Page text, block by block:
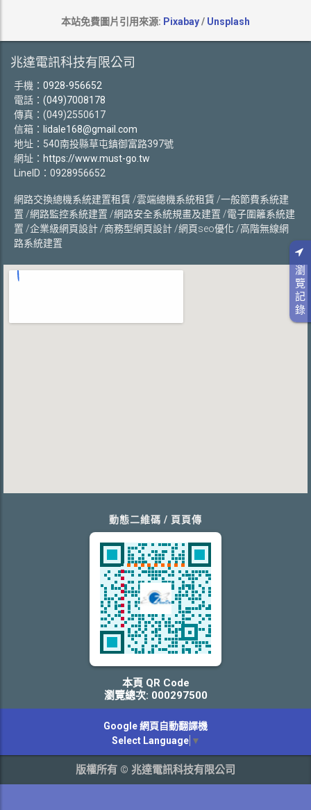
本站免費圖片引用來源: Pixabay/ Unsplash
兆達電訊科技有限公司
手機： 0928-956652
電話： (049)7008178
傳真：(049)2550617
信箱： lidale168@gmail.com
地址：540南投縣草屯鎮御富路397號
網址： https://www.must-go.tw
LineID：0928956652
網路交換總機系統建置租賃 /雲端總機系統租賃 /一般節費系統建
置 /網路監控系統建置 /網路安全系統規畫及建置 /電子圍籬系統建
置 /企業級網頁設計 /商務型網頁設計 /網頁seo優化 /高階無線網
路系統建置
動態二維碼 / 頁頁傳
本頁 QR Code
瀏覽總次: 000297500
Google 網頁自動翻譯機
Select Language ▼
版權所有 © 兆達電訊科技有限公司
瀏
覽
記
錄